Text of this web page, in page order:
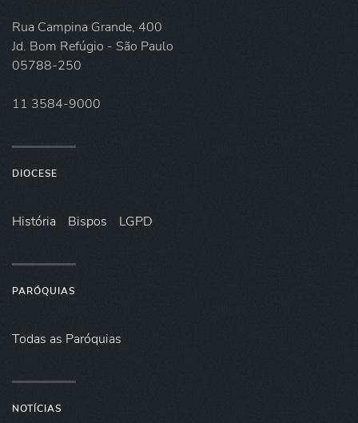
Rua Campina Grande, 400
Jd. Bom Refúgio - São Paulo
05788-250
11 3584-9000
DIOCESE
História Bispos LGPD
PARÓQUIAS
Todas as Paróquias
NOTÍCIAS